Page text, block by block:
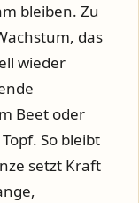
bleiben. Zu
das
wieder
Beet oder
So bleibt
setzt Kraft